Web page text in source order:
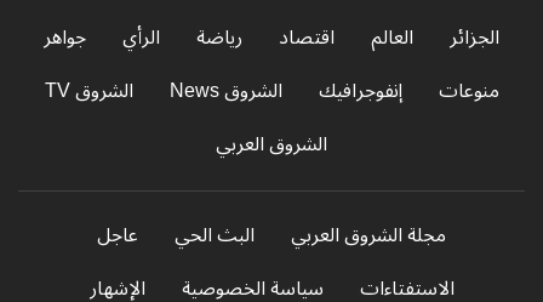
الجزائر العالم اقتصاد رياضة الرأي
جواهر
منوعات
إنفوجرافيك الشروق News
الشروق TV
الشروق العربي
مجلة الشروق العربي البث الحي
عاجل
الاستفتاءات
سياسة الخصوصية الإشهار